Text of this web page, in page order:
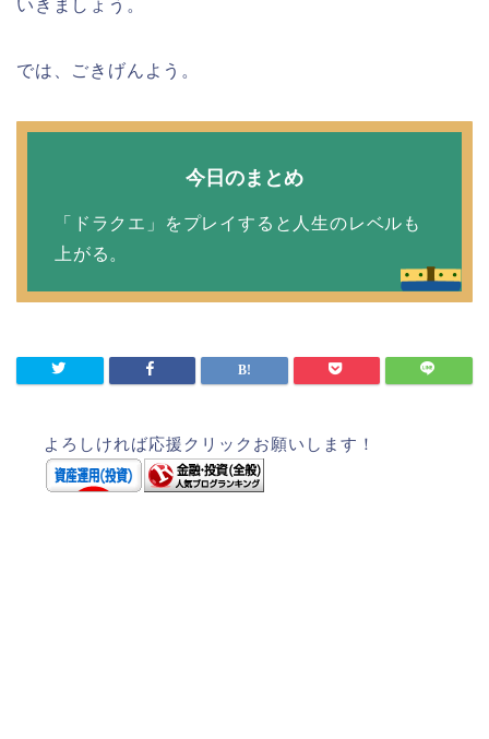
いきましょう。
では、ごきげんよう。
今日のまとめ
「ドラクエ」をプレイすると人生のレベルも
上がる。
よろしければ応援クリックお願いします！